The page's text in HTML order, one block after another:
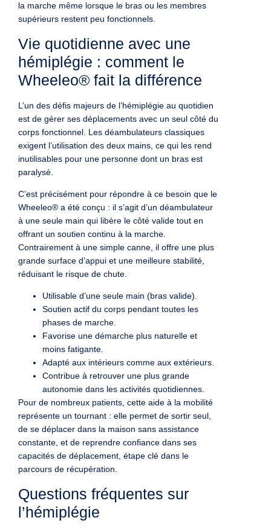
la marche même lorsque le bras ou les membres
supérieurs restent peu fonctionnels.
Vie quotidienne avec une
hémiplégie : comment le
Wheeleo® fait la différence
L’un des défis majeurs de l’hémiplégie au quotidien
est de gérer ses déplacements avec un seul côté du
corps fonctionnel. Les déambulateurs classiques
exigent l’utilisation des deux mains, ce qui les rend
inutilisables pour une personne dont un bras est
paralysé.
C’est précisément pour répondre à ce besoin que le
Wheeleo® a été conçu : il s’agit d’un déambulateur
à une seule main qui libère le côté valide tout en
offrant un soutien continu à la marche.
Contrairement à une simple canne, il offre une plus
grande surface d’appui et une meilleure stabilité,
réduisant le risque de chute.
Utilisable d’une seule main (bras valide).
Soutien actif du corps pendant toutes les
phases de marche.
Favorise une démarche plus naturelle et
moins fatigante.
Adapté aux intérieurs comme aux extérieurs.
Contribue à retrouver une plus grande
autonomie dans les activités quotidiennes.
Pour de nombreux patients, cette aide à la mobilité
représente un tournant : elle permet de sortir seul,
de se déplacer dans la maison sans assistance
constante, et de reprendre confiance dans ses
capacités de déplacement, étape clé dans le
parcours de récupération.
Questions fréquentes sur
l’hémiplégie